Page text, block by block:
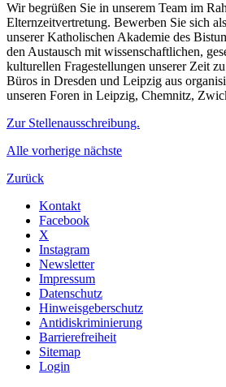
Wir begrüßen Sie in unserem Team im
Elternzeitvertretung. Bewerben Sie sich
unserer Katholischen Akademie des
den Austausch mit wissenschaftlichen,
kulturellen Fragestellungen unserer Zeit
Büros in Dresden und Leipzig aus
unseren Foren in Leipzig, Chemnitz,
Zur Stellenausschreibung.
Alle vorherige nächste
Zurück
Kontakt
Facebook
X
Instagram
Newsletter
Impressum
Datenschutz
Hinweisgeberschutz
Antidiskriminierung
Barrierefreiheit
Sitemap
Login